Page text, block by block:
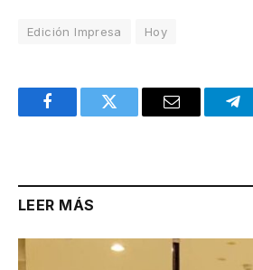
Edición Impresa Hoy
FacebookTwitter Email
LEER MÁS